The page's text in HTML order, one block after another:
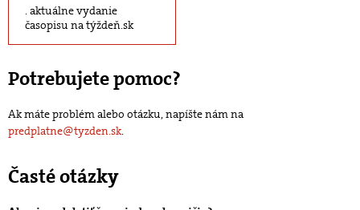
aktuálne vydanie
časopisu na týždeň.sk
Potrebujete pomoc?
Ak máte problém alebo otázku, napíšte nám na
predplatne@tyzden.sk.
Časté otázky